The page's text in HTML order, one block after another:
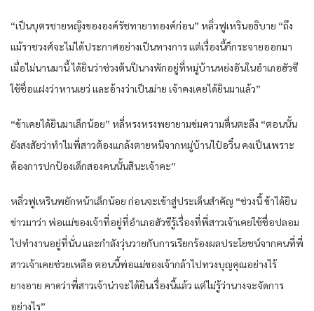
“เป็นบุตรชายหญิงขององค์รัชทายาทองค์ก่อน” หลิ่วฟูเหรินอธิบาย “ถึง
แม้ราชวงศ์จะไม่ได้ประกาศอย่างเป็นทางการ แต่เรื่องนี้ก็กระจายออกมา
เมื่อไม่นานมานี้ ได้ยินว่าช่วงต้นปีนางพักอยู่ที่หมู่บ้านหย่งอันในอำเภอฮัวซี
ใช้ชื่อแฝงว่าหานเยว่ และอ้างว่าเป็นม่าย เจ้าคงเคยได้ยินมาแล้ว”
“ข้าเคยได้ยินมาเล็กน้อย” หลี่หรงหรงพยายามข่มความตื่นตะลึง “ตอนนั้น
ยังสงสัยว่าทำไมพี่สาวต้องแกล้งตายหนีจากหมู่บ้านไป๋อวิ๋น คงเป็นเพราะ
ต้องการปกป้องเด็กสองคนนั้นสินะเจ้าคะ”
หลิ่วฟูเหรินพยักหน้าเล็กน้อย ก่อนจะเข้าสู่ประเด็นสำคัญ “ช่วงนี้ ข้าได้ยิน
ข่าวมาว่า พ่อแม่ของเจ้าที่อยู่ที่อำเภอฮัวซีรู้เรื่องที่พี่สาวเจ้าเคยใช้ชื่อปลอม
ไปทำงานอยู่ที่นั่น และกำลังวุ่นวายกับการเรียกร้องผลประโยชน์จากคนที่พี่
สาวเจ้าเคยช่วยเหลือ ตอนนี้พ่อแม่ของเจ้ากล้าไปทวงบุญคุณอย่างไร้
ยางอาย คาดว่าพี่สาวเจ้าน่าจะได้ยินเรื่องนี้แล้ว แต่ไม่รู้ว่านางจะจัดการ
อย่างไร”